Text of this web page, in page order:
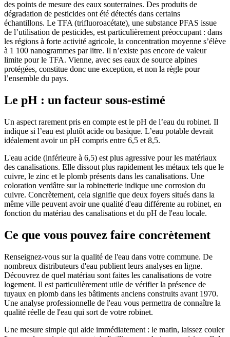
des points de mesure des eaux souterraines. Des produits de
dégradation de pesticides ont été détectés dans certains
échantillons. Le TFA (trifluoroacétate), une substance PFAS issue
de l’utilisation de pesticides, est particulièrement préoccupant : dans
les régions à forte activité agricole, la concentration moyenne s’élève
à 1 100 nanogrammes par litre. Il n’existe pas encore de valeur
limite pour le TFA. Vienne, avec ses eaux de source alpines
protégées, constitue donc une exception, et non la règle pour
l’ensemble du pays.
Le pH : un facteur sous-estimé
Un aspect rarement pris en compte est le pH de l’eau du robinet. Il
indique si l’eau est plutôt acide ou basique. L’eau potable devrait
idéalement avoir un pH compris entre 6,5 et 8,5.
L'eau acide (inférieure à 6,5) est plus agressive pour les matériaux
des canalisations. Elle dissout plus rapidement les métaux tels que le
cuivre, le zinc et le plomb présents dans les canalisations. Une
coloration verdâtre sur la robinetterie indique une corrosion du
cuivre. Concrètement, cela signifie que deux foyers situés dans la
même ville peuvent avoir une qualité d'eau différente au robinet, en
fonction du matériau des canalisations et du pH de l'eau locale.
Ce que vous pouvez faire concrètement
Renseignez-vous sur la qualité de l'eau dans votre commune. De
nombreux distributeurs d'eau publient leurs analyses en ligne.
Découvrez de quel matériau sont faites les canalisations de votre
logement. Il est particulièrement utile de vérifier la présence de
tuyaux en plomb dans les bâtiments anciens construits avant 1970.
Une analyse professionnelle de l'eau vous permettra de connaître la
qualité réelle de l'eau qui sort de votre robinet.
Une mesure simple qui aide immédiatement : le matin, laissez couler